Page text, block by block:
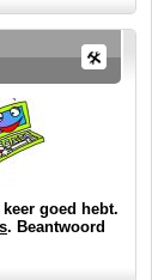
goed hebt.
. Beantwoord